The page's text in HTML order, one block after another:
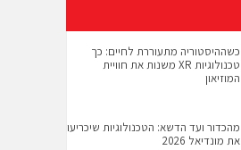
כשההיסטוריה מתעוררת לחיים: כך
טכנולוגיות XR משנות את חוויית
המוזיאון
מהכדור ועד הדשא: הטכנולוגיות שיכריעו
את מונדיאל 2026